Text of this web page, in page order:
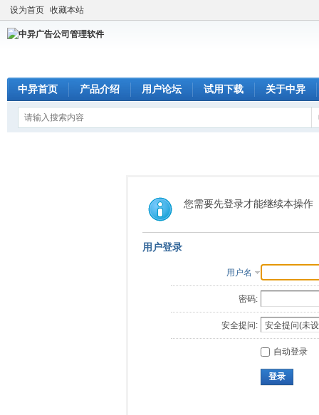
设为首页 收藏本站
中异首页 产品介绍 用户论坛 试用下载 关于中异
您需要先登录才能继续本操作
用户登录
用户名
密码:
安全提问:
自动登录
登录